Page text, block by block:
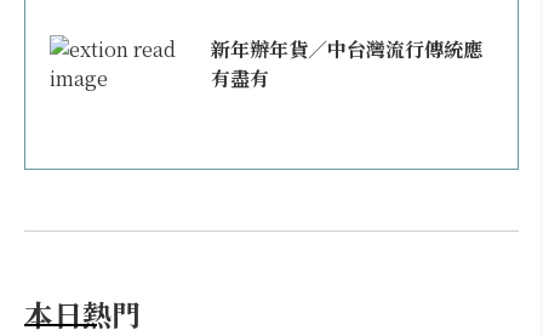
新年辦年貨／中台灣流行傳統應
有盡有
本日熱門